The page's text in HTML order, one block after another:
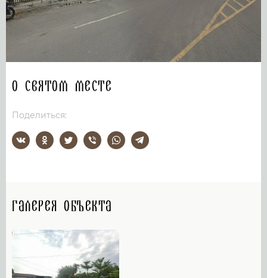
О святом месте
Поделиться:
Галерея объекта